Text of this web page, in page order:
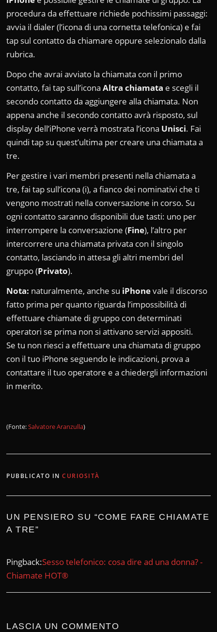
procedura da effettuare richiede pochissimi passaggi:
avvia il dialer (l’icona di una cornetta telefonica) e fai
tap sul contatto da chiamare oppure selezionalo dalla
rubrica.
Dopo che avrai avviato la chiamata con il primo
contatto, fai tap sull’iconaAltra chiamata e scegli il
secondo contatto da aggiungere alla chiamata. Non
appena anche il secondo contatto avrà risposto, sul
display dell’iPhone verrà mostrata l’icona Unisci. Fai
quindi tap su quest’ultima per creare una chiamata a
tre.
Per gestire i vari membri presenti nella chiamata a
tre, fai tap sull’icona (i), a fianco dei nominativi che ti
vengono mostrati nella conversazione in corso. Su
ogni contatto saranno disponibili due tasti: uno per
interrompere la conversazione (Fine), l’altro per
intercorrere una chiamata privata con il singolo
contatto, lasciando in attesa gli altri membri del
gruppo (Privato).
Nota: naturalmente, anche su iPhonevale il discorso
fatto prima per quanto riguarda l’impossibilità di
effettuare chiamate di gruppo con determinati
operatori se prima non si attivano servizi appositi.
Se tu non riesci a effettuare una chiamata di gruppo
con il tuo iPhone seguendo le indicazioni, prova a
contattare il tuo operatore e a chiedergli informazioni
in merito.
(Fonte:Salvatore Aranzulla)
PUBBLICATO INCURIOSITÀ
UN PENSIERO SU “COME FARE CHIAMATE
A TRE”
Pingback:Sesso telefonico: cosa dire ad una donna? -
Chiamate HOT®
LASCIA UN COMMENTO